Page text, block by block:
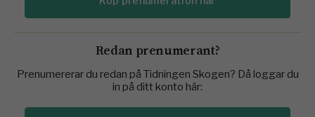
Redan prenumerant?
Prenumererar du redan på Tidningen Skogen? Då loggar du
in på ditt konto här: